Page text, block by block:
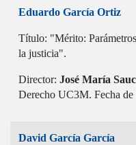
Eduardo García Ortiz
Título: "Mérito:
la justicia".
Director: José María
Derecho UC3M. Fecha
David García García